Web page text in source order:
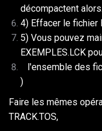
décompactent alors.
4) Effacer le fichier
5) Vous pouvez
EXEMPLES.LCK
l'ensemble des
)
Faire les mêmes
TRACK.TOS,